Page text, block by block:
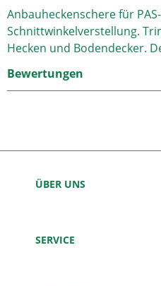
Anbauheckenschere für
Schnittwinkelverstellung.
Hecken und Bodendecker.
Bewertungen
ÜBER UNS
SERVICE